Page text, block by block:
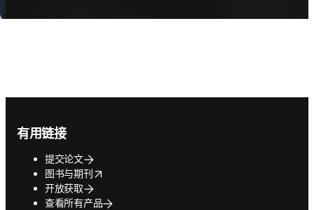
有用链接
提交论文
图书与期刊
opens in new tab/window
开放获取
查看所有产品